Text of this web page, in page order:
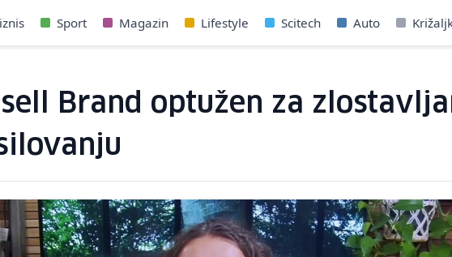
Sport Magazin Lifestyle Scitech Auto
Brand optužen za